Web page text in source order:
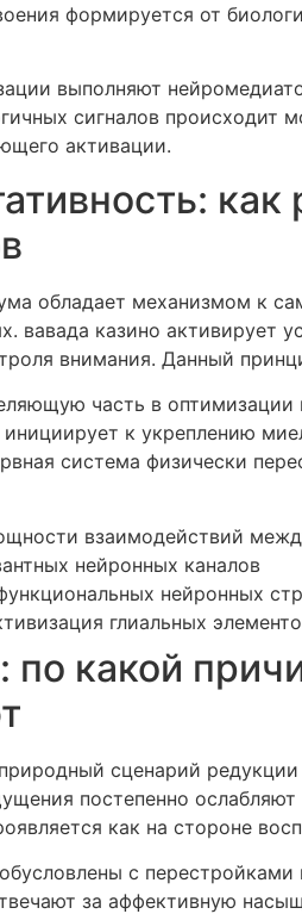
формируется от
выполняют
сигналов
активации.
обладает механизмом к
вавада казино активирует
внимания. Данный
часть в
к укреплению
система физически
взаимодействий
нейронных каналов
нейронных
глиальных
какой
сценарий
постепенно
как на стороне
с
за аффективную